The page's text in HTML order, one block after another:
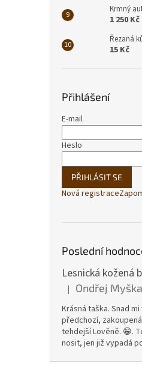
Krmný
1 250 Kč
Řezaná
15 Kč
Přihlášení
E-mail
Heslo
PŘIHLÁSIT SE
Nová registrace
Poslední
Hodnocení produktu
| Ondřej Myška
Krásná taška. Snad
předchozí,
tehdejší Lověně. 😁.
nosit, jen již vypadá